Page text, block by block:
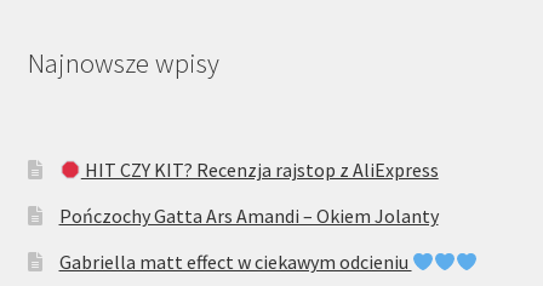
Najnowsze wpisy
HIT CZY KIT? Recenzja rajstop z AliExpress
Pończochy Gatta Ars Amandi – Okiem Jolanty
Gabriella matt effect w ciekawym odcieniu